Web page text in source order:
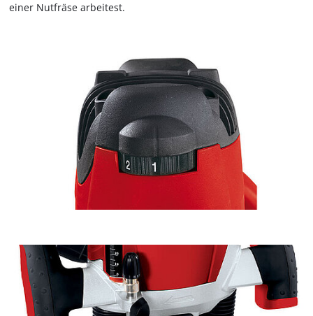
einer Nutfräse arbeitest.